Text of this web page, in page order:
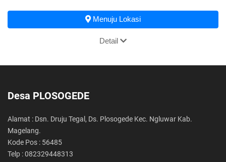
Menuju Lokasi
Detail
Desa PLOSOGEDE
Alamat : Dsn. Druju Tegal, Ds. Plosogede Kec. Ngluwar Kab.
Magelang.
Kode Pos : 56485
Telp : 082329448313